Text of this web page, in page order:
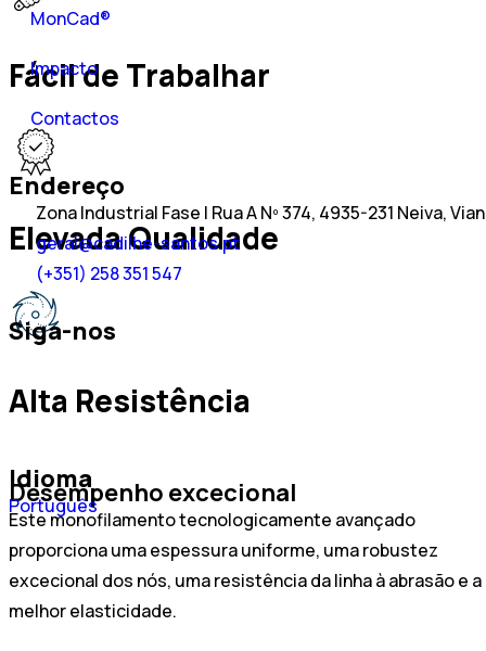
MonCad®
Impacto
Contactos
Endereço
Zona Industrial Fase I Rua A Nº 374, 4935-231 Neiva,
geral@cadilhe-santos.pt
(+351) 258 351 547
Siga-nos
Idioma
Português
Español
English
Fácil de Trabalhar
Elevada Qualidade
Alta Resistência
Desempenho excecional
Este monofilamento tecnologicamente avançado
proporciona uma espessura uniforme, uma robustez
excecional dos nós, uma resistência da linha à abrasão e a
melhor elasticidade.